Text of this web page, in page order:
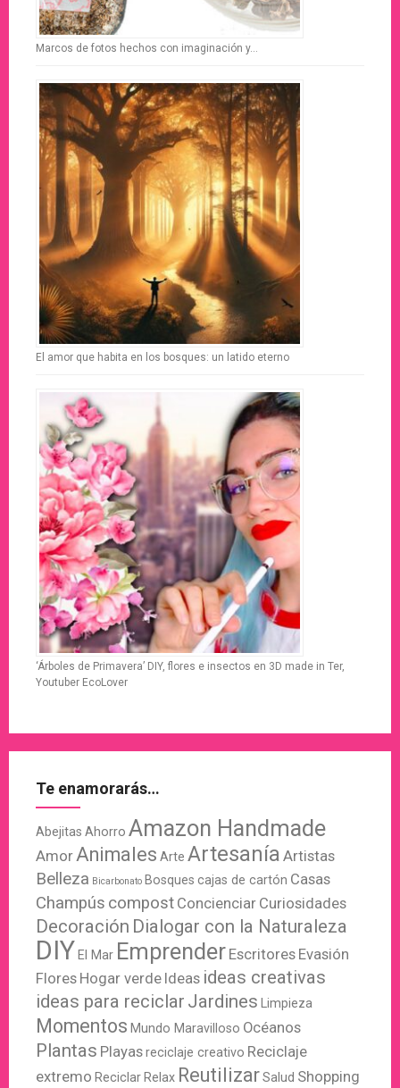
Marcos de fotos hechos con imaginación y…
El amor que habita en los bosques: un latido eterno
‘Árboles de Primavera’ DIY, flores e insectos en 3D made in Ter,
Youtuber EcoLover
Te enamorarás…
Abejitas Ahorro Amazon Handmade
AmorAnimales Arte Artesanía Artistas
Belleza Bicarbonato Bosques cajas de cartón Casas
Champús compost Concienciar Curiosidades
Decoración Dialogar con la Naturaleza
DIY El Mar Emprender Escritores Evasión
Flores Hogar verde Ideas ideas creativas
ideas para reciclar Jardines Limpieza
Momentos Mundo Maravilloso Océanos
Plantas Playasreciclaje creativo Reciclaje
extremo Reciclar Relax ReutilizarSalud Shopping